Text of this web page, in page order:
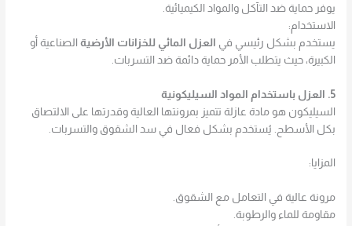
يوفر حماية ضد التآكل والمواد الكيميائية.
الاستخدام:
يستخدم بشكل رئيسي في العزل المائي للخزانات الأرضية الصناعية أو
الكبيرة، حيث يتطلب الأمر حماية دائمة ضد التسربات.
5. العزل باستخدام المواد السيليكونية
السيليكون هو مادة عازلة تتميز بمرونتها العالية وقدرتها على الالتصاق
بكل الأسطح. يُستخدم بشكل فعال في سد الشقوق والتسربات.
المزايا:
مرونة عالية في التعامل مع الشقوق.
مقاومة للماء والرطوبة.